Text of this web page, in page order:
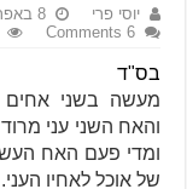
יוסי פרי 8 באפריל 2025
6 Comments
בס"ד
מעשה בשני אחים
והאח השני עני
ומדי פעם האח
של אוכל לאחיו העני.